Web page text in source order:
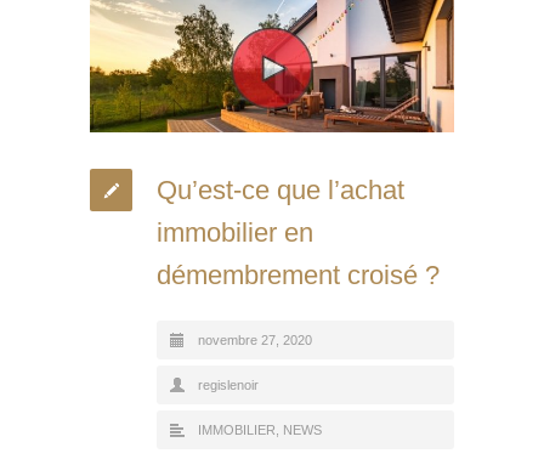
Qu’est-ce que l’achat
immobilier en
démembrement croisé ?
novembre 27, 2020
regislenoir
IMMOBILIER NEWS